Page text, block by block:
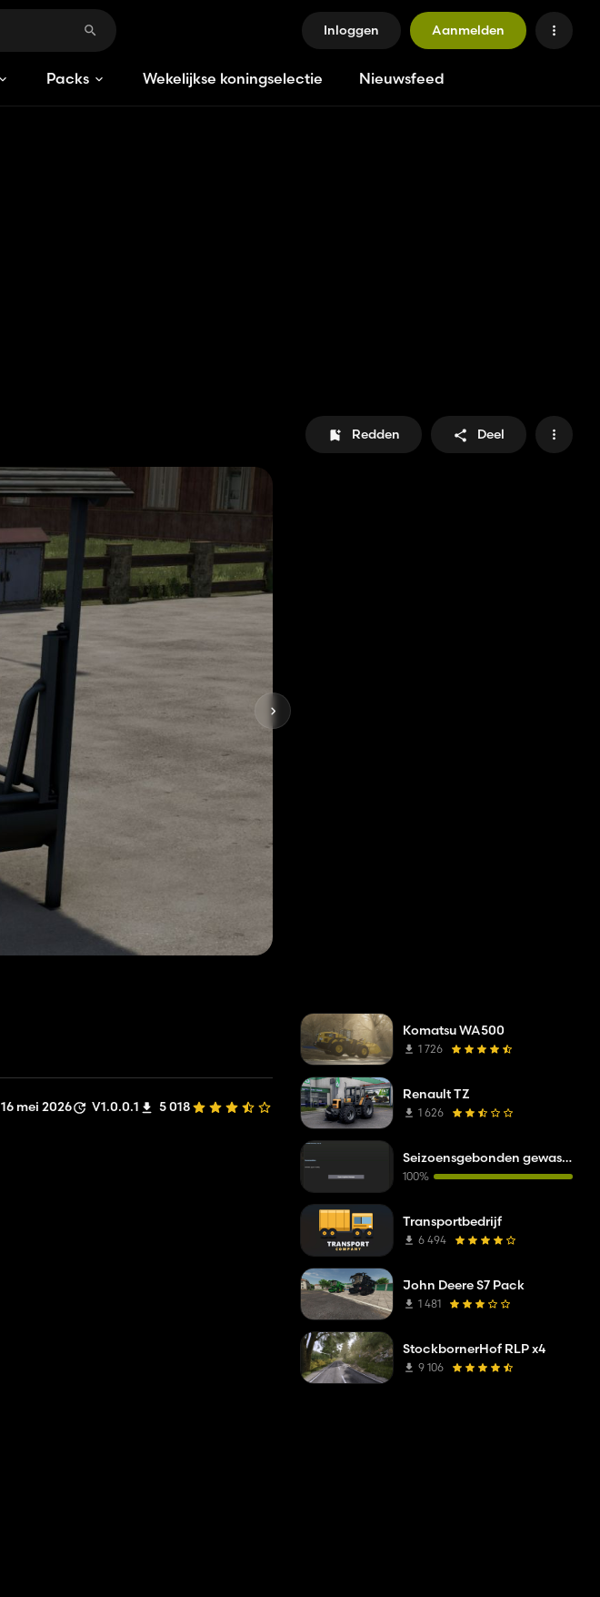
Inloggen Aanmelden
Packs Wekelijkse koningselectie Nieuwsfeed
Redden Deel
16 mei 2026 V1.0.0.1 5 018
Komatsu WA500
1 726
Renault TZ
1 626
Seizoensgebonden gewasstress
100%
Transportbedrijf
6 494
John Deere S7 Pack
1 481
StockbornerHof RLP x4
9 106